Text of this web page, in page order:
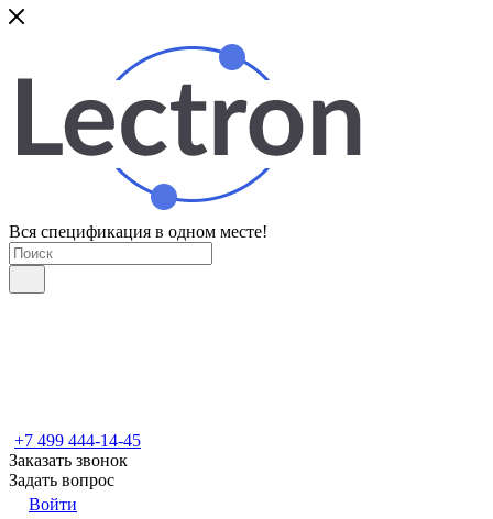
Вся спецификация в одном месте!
+7 499 444-14-45
Заказать звонок
Задать вопрос
Войти